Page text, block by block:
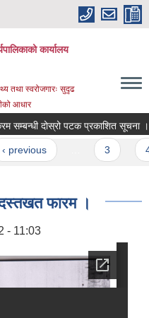
कार्यालय
तथा स्वरोजगारः सुदृढ
आधार
तरकारी प्रवर्दन कार्यक्रम सम्बन्धी दोस्रो पटक प्रकाशित सूचना ।
।
दस्तखत फारम ।
- 11:03